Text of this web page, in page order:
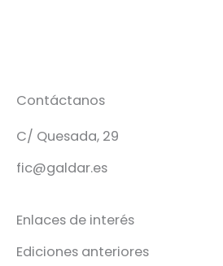
Contáctanos
C/ Quesada, 29
fic@galdar.es
Enlaces de interés
Ediciones anteriores